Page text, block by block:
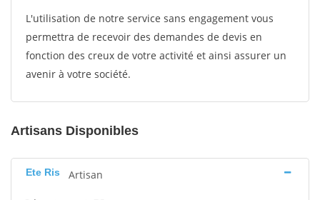
L'utilisation de notre service sans engagement vous
permettra de recevoir des demandes de devis en
fonction des creux de votre activité et ainsi assurer un
avenir à votre société.
Artisans Disponibles
Ete Ris Artisan